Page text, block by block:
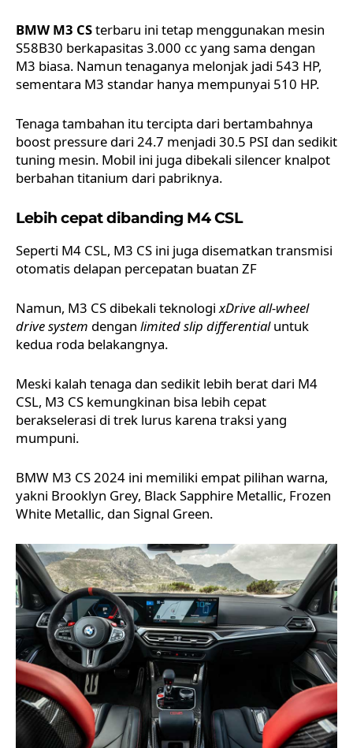
BMW M3 CSterbaru ini tetap menggunakan mesin
S58B30 berkapasitas 3.000 cc yang sama dengan
M3 biasa. Namun tenaganya melonjak jadi 543 HP,
sementara M3 standar hanya mempunyai 510 HP.
Tenaga tambahan itu tercipta dari bertambahnya
boost pressure dari 24.7 menjadi 30.5 PSI dan sedikit
tuning mesin. Mobil ini juga dibekali silencer knalpot
berbahan titanium dari pabriknya.
Lebih cepat dibanding M4 CSL
Seperti M4 CSL, M3 CS ini juga disematkan transmisi
otomatis delapan percepatan buatan ZF
Namun, M3 CS dibekali teknologixDrive all-wheel
drive system dengan limited slip differentialuntuk
kedua roda belakangnya.
Meski kalah tenaga dan sedikit lebih berat dari M4
CSL, M3 CS kemungkinan bisa lebih cepat
berakselerasi di trek lurus karena traksi yang
mumpuni.
BMW M3 CS 2024 ini memiliki empat pilihan warna,
yakni Brooklyn Grey, Black Sapphire Metallic, Frozen
White Metallic, dan Signal Green.